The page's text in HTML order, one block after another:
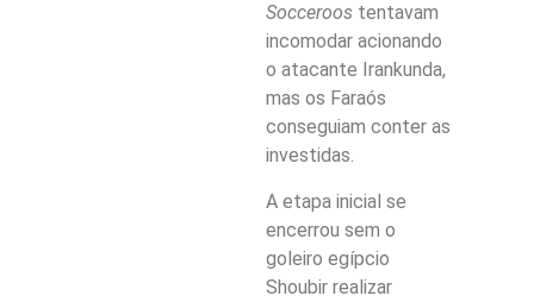
Socceroos tentavam
incomodar acionando
o atacante Irankunda,
mas os Faraós
conseguiam conter as
investidas.
A etapa inicial se
encerrou sem o
goleiro egípcio
Shoubir realizar